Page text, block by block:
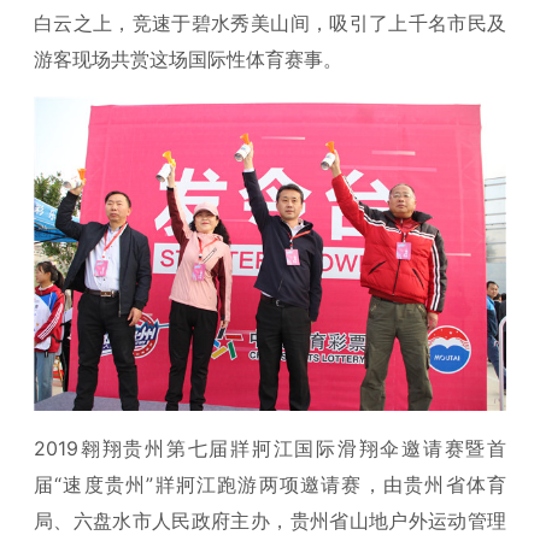
白云之上，竞速于碧水秀美山间，吸引了上千名市民及
游客现场共赏这场国际性体育赛事。
2019翱翔贵州第七届牂牁江国际滑翔伞邀请赛暨首
届“速度贵州”牂牁江跑游两项邀请赛，由贵州省体育
局、六盘水市人民政府主办，贵州省山地户外运动管理